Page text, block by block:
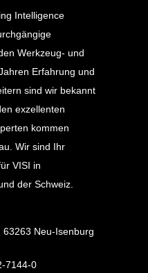
Intelligence
Werkzeug- und
Erfahrung und
sind wir bekannt
exzellenten
kommen
Wir sind Ihr
VISI in
der Schweiz.
Neu-Isenburg
7144-0